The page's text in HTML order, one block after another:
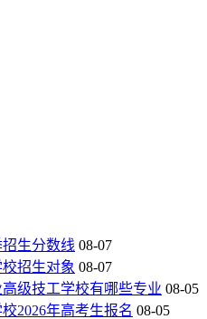
生分数线 08-07
招生对象 08-07
级技工学校有哪些专业 08-05
2026年高考生报名 08-05